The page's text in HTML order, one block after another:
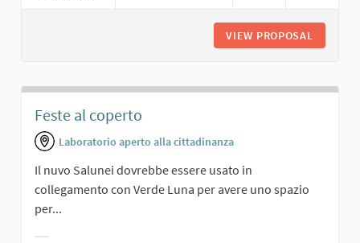
VIEW PROPOSAL
Feste al coperto
Laboratorio aperto alla cittadinanza
Il nuvo Salunei dovrebbe essere usato in
collegamento con Verde Luna per avere uno spazio
per...